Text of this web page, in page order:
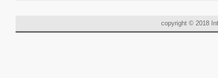
copyright © 2018